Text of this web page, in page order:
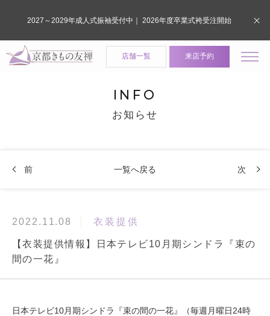
店舗一覧 来店予約
INFO
お知らせ
前 一覧へ戻る 次
2022.11.08 衣装提供
【衣装提供情報】日本テレビ10月期シンドラ『束の
間の一花』
日本テレビ10月期シンドラ『束の間の一花』（毎週月曜日24時
2027～2029年成人式振袖受付中｜ 2026年度卒業式袴受注開始